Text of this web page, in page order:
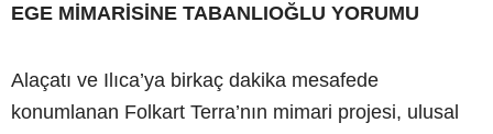
EGE MİMARİSİNE TABANLIOĞLU YORUMU
Alaçatı ve Ilıca’ya birkaç dakika mesafede
konumlanan Folkart Terra’nın mimari projesi, ulusal